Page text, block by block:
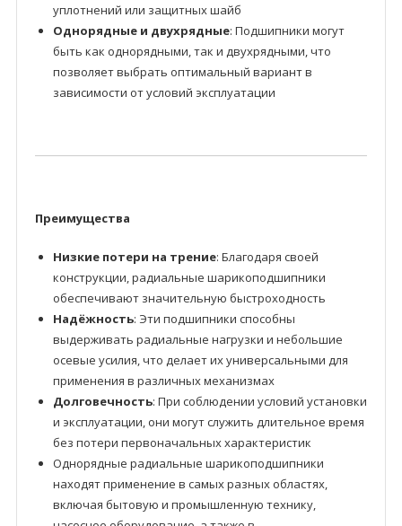
уплотнений или защитных шайб
Однорядные и двухрядные: Подшипники могут
быть как однорядными, так и двухрядными, что
позволяет выбрать оптимальный вариант в
зависимости от условий эксплуатации
Преимущества
Низкие потери на трение: Благодаря своей
конструкции, радиальные шарикоподшипники
обеспечивают значительную быстроходность
Надёжность: Эти подшипники способны
выдерживать радиальные нагрузки и небольшие
осевые усилия, что делает их универсальными для
применения в различных механизмах
Долговечность: При соблюдении условий установки
и эксплуатации, они могут служить длительное время
без потери первоначальных характеристик
Однорядные радиальные шарикоподшипники
находят применение в самых разных областях,
включая бытовую и промышленную технику,